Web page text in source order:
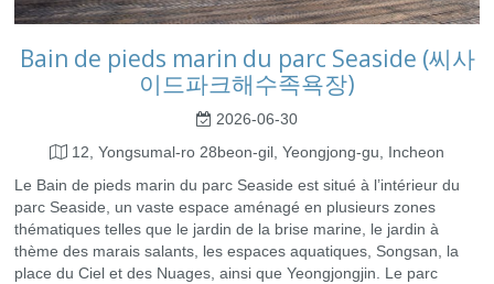
Bain de pieds marin du parc Seaside (씨사
이드파크해수족욕장)
2026-06-30
12, Yongsumal-ro 28beon-gil, Yeongjong-gu, Incheon
Le Bain de pieds marin du parc Seaside est situé à l’intérieur du
parc Seaside, un vaste espace aménagé en plusieurs zones
thématiques telles que le jardin de la brise marine, le jardin à
thème des marais salants, les espaces aquatiques, Songsan, la
place du Ciel et des Nuages, ainsi que Yeongjongjin. Le parc